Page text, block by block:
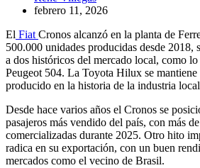
febrero 11, 2026
El Fiat Cronos alcanzó en la planta de
500.000 unidades producidas desde 2018,
a dos históricos del mercado local, como
Peugeot 504. La Toyota Hilux se
producido en la historia de la industria
Desde hace varios años el Cronos se
pasajeros más vendido del país, con más
comercializadas durante 2025. Otro hito
radica en su exportación, con un buen
mercados como el vecino de Brasil.